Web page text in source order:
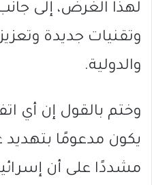
لهذا الغرض، إلى
وتقنيات جديدة
والدولية.
وختم بالقول إن أي
يكون مدعومًا
مشددًا على أن